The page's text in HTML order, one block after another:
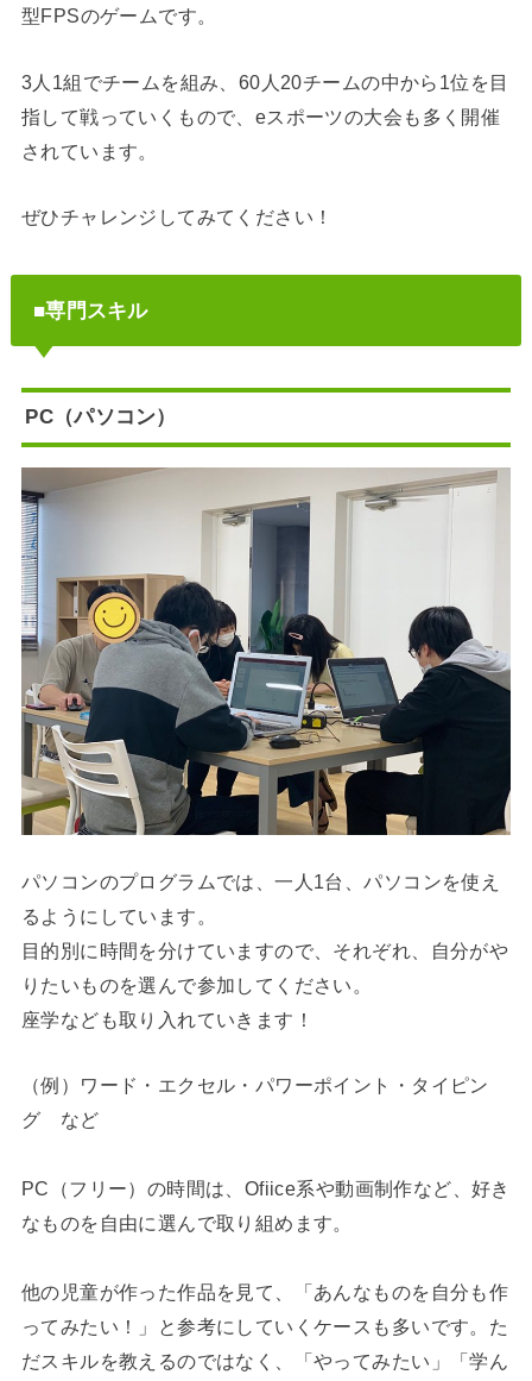
型FPSのゲームです。
3人1組でチームを組み、60人20チームの中から1位を目
指して戦っていくもので、eスポーツの大会も多く開催
されています。
ぜひチャレンジしてみてください！
■専門スキル
PC（パソコン）
パソコンのプログラムでは、一人1台、パソコンを使え
るようにしています。
目的別に時間を分けていますので、それぞれ、自分がや
りたいものを選んで参加してください。
座学なども取り入れていきます！
（例）ワード・エクセル・パワーポイント・タイピン
グ など
PC（フリー）の時間は、Ofiice系や動画制作など、好き
なものを自由に選んで取り組めます。
他の児童が作った作品を見て、「あんなものを自分も作
ってみたい！」と参考にしていくケースも多いです。た
だスキルを教えるのではなく、「やってみたい」「学ん